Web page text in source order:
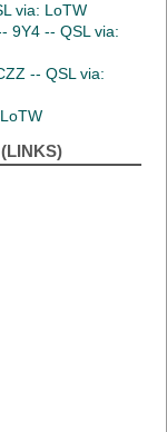
via: LoTW
9Y4 -- QSL via:
-- QSL via: